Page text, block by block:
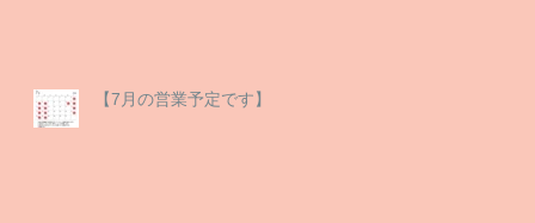
【7月の営業予定です】